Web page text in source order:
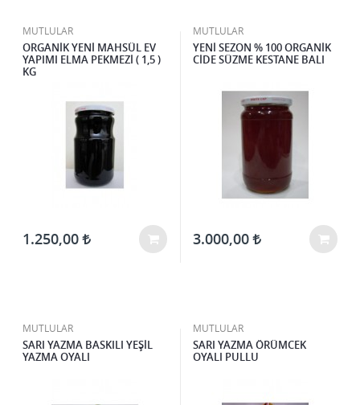
MUTLULAR
ORGANİK YENİ MAHSÜL EV
YAPIMI ELMA PEKMEZİ ( 1,5 )
KG
1.250,00
MUTLULAR
YENİ SEZON % 100 ORGANİK
CİDE SÜZME KESTANE BALI
3.000,00
MUTLULAR
SARI YAZMA BASKILI YEŞİL
YAZMA OYALI
MUTLULAR
SARI YAZMA ÖRÜMCEK
OYALI PULLU